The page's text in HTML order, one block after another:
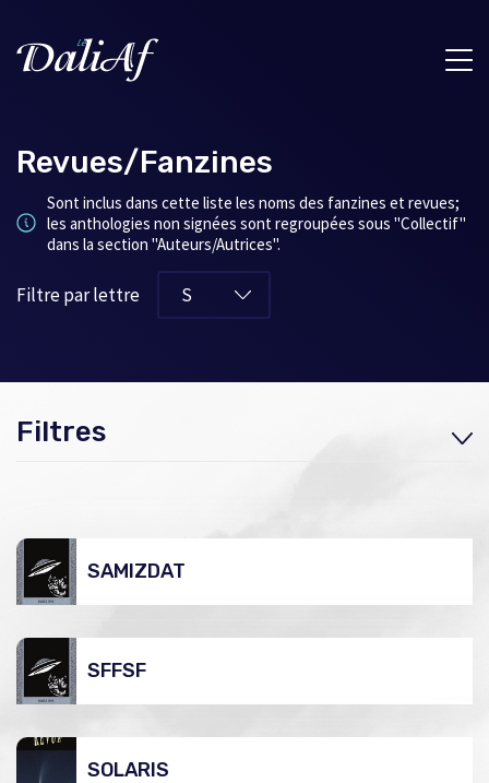
Revues/Fanzines
Sont inclus dans cette liste les noms des fanzines et revues;
les anthologies non signées sont regroupées sous "Collectif"
dans la section "Auteurs/Autrices".
Filtre par lettre
Filtres
SAMIZDAT
SFFSF
SOLARIS